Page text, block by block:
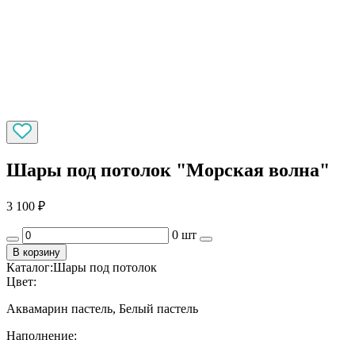
Шары под потолок "Морская волна"
3 100 ₽
0 шт
В корзину
Каталог:Шары под потолок
Цвет:
Аквамарин пастель, Белый пастель
Наполнение: